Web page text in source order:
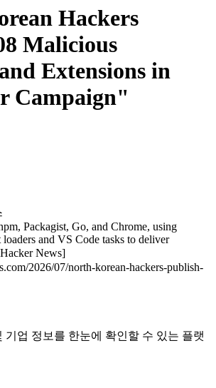
Hackers
Malicious
Extensions in
Campaign"
Packagist, Go, and Chrome, using
loaders and VS Code tasks to deliver
News]
2026/07/north-korean-hackers-publish-
기업 정보를 한눈에 확인할 수 있는 플랫